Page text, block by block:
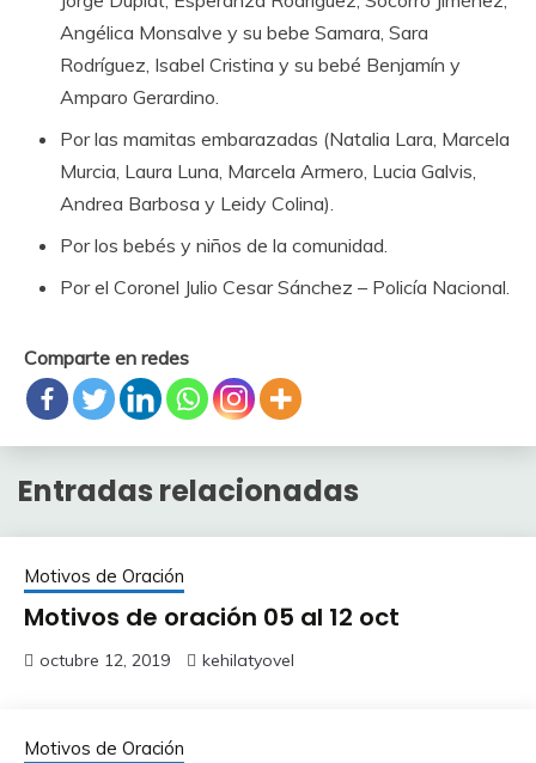
Angélica Monsalve y su bebe Samara, Sara
Rodríguez, Isabel Cristina y su bebé Benjamín y
Amparo Gerardino.
Por las mamitas embarazadas (Natalia Lara, Marcela
Murcia, Laura Luna, Marcela Armero, Lucia Galvis,
Andrea Barbosa y Leidy Colina).
Por los bebés y niños de la comunidad.
Por el Coronel Julio Cesar Sánchez – Policía Nacional.
Comparte en redes
Entradas relacionadas
Motivos de Oración
Motivos de oración 05 al 12 oct
octubre 12, 2019 kehilatyovel
Motivos de Oración